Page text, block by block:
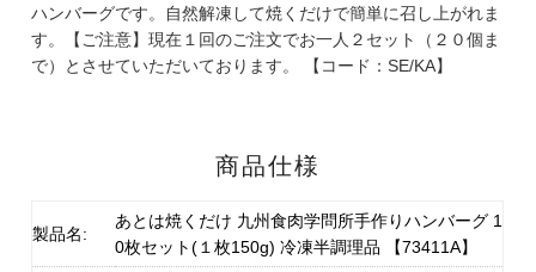
ハンバーグです。自然解凍して焼くだけで簡単に召し上がれま
す。【ご注意】現在１回のご注文でお一人２セット（２０個ま
で）とさせていただいております。 【コード：SE/KA】
商品仕様
製品名:
あとは焼くだけ 九州食肉学問所手作りハンバーグ 1
0枚セット(１枚150g) 冷凍半調理品 【73411A】